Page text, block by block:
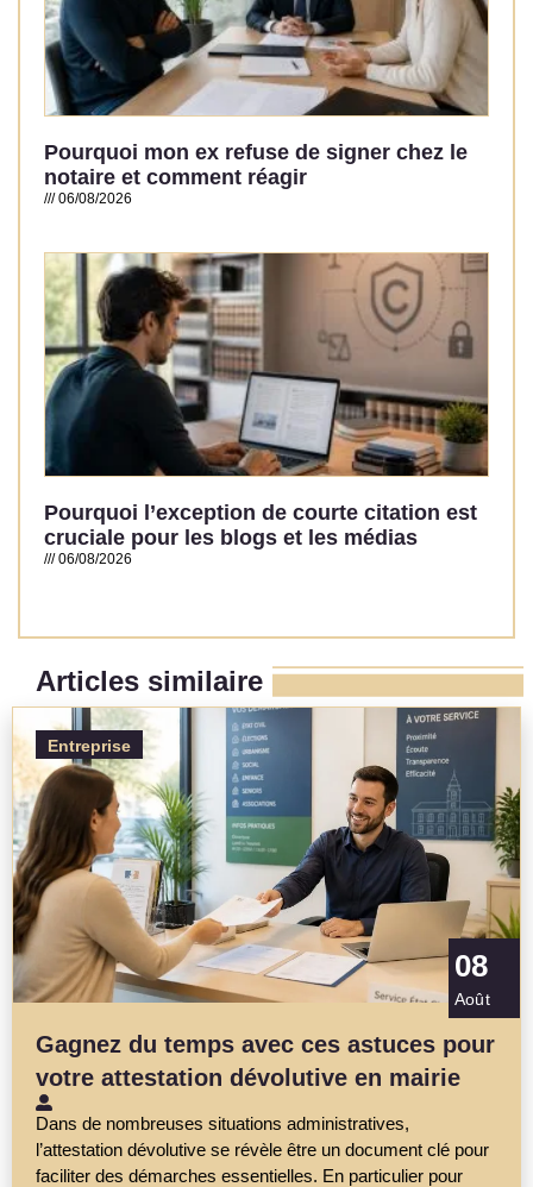
Pourquoi mon ex refuse de signer chez le
notaire et comment réagir
06/08/2026
Pourquoi l’exception de courte citation est
cruciale pour les blogs et les médias
06/08/2026
Articles similaire
Entreprise
08
Août
Gagnez du temps avec ces astuces pour
votre attestation dévolutive en mairie
Dans de nombreuses situations administratives,
l’attestation dévolutive se révèle être un document clé pour
faciliter des démarches essentielles. En particulier pour